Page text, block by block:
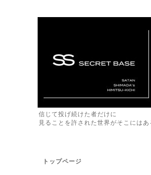
信じて投げ続けた者だけに
見ることを許された世界がそこにはあ
トップページ